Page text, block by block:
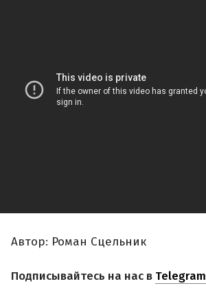
Автор: Роман Сцельник
Подписывайтесь на нас в Telegram